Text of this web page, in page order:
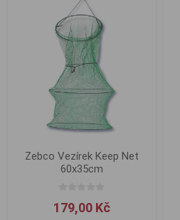
Zebco Vezírek Keep Net
60x35cm
179,00 Kč